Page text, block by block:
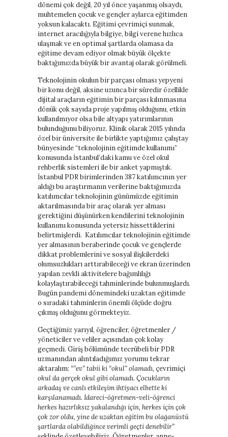
dönemi çok değil, 20 yıl önce yaşanmış olsaydı,
muhtemelen çocuk ve gençler aylarca eğitimden
yoksun kalacaktı. Eğitimi çevrimiçi sunmak,
internet aracılığıyla bilgiye, bilgi verene hızlıca
ulaşmak ve en optimal şartlarda olamasa da
eğitime devam ediyor olmak büyük ölçekte
baktığımızda büyük bir avantaj olarak görülmeli.
Teknolojinin okulun bir parçası olması yepyeni
bir konu değil, aksine uzunca bir süredir özellikle
dijital araçların eğitimin bir parçası kılınmasına
dönük çok sayıda proje yapılmış olduğunu, etkin
kullanılmıyor olsa bile altyapı yatırımlarının
bulunduğunu biliyoruz. Klinik olarak 2015 yılında
özel bir üniversite ile birlikte yaptığımız çalıştay
bünyesinde “teknolojinin eğitimde kullanımı”
konusunda İstanbul’daki kamu ve özel okul
rehberlik sistemleri ile bir anket yapmıştık.
İstanbul PDR birimlerinden 387 katılımcının yer
aldığı bu araştırmanın verilerine baktığımızda
katılımcılar teknolojinin günümüzde eğitimin
aktarılmasında bir araç olarak yer alması
gerektiğini düşünürken kendilerini teknolojinin
kullanımı konusunda yetersiz hissettiklerini
belirtmişlerdi. Katılımcılar teknolojinin eğitimde
yer almasının beraberinde çocuk ve gençlerde
dikkat problemlerini ve sosyal ilişkilerdeki
olumsuzlukları arttırabileceği ve ekran üzerinden
yapılan zevkli aktivitelere bağımlılığı
kolaylaştırabileceği tahminlerinde bulunmuşlardı.
Bugün pandemi dönemindeki uzaktan eğitimde
o sıradaki tahminlerin önemli ölçüde doğru
çıkmış olduğunu görmekteyiz.
Geçtiğimiz yarıyıl, öğrenciler, öğretmenler /
yöneticiler ve veliler açısından çok kolay
geçmedi. Giriş bölümünde tecrübeli bir PDR
uzmanından alıntıladığımız yorumu tekrar
aktaralım: “”ev” tabii ki “okul” olamadı, çevrimiçi
okul da gerçek okul gibi olamadı. Çocukların
arkadaş ve canlı etkileşim ihtiyacı elbette ki
karşılanamadı. İdareci-öğretmen-veli-öğrenci
herkes hazırlıksız yakalandığı için, herkes için çok
çok zor oldu, yine de uzaktan eğitim bu olağanüstü
şartlarda olabildiğince verimli geçti denebilir”